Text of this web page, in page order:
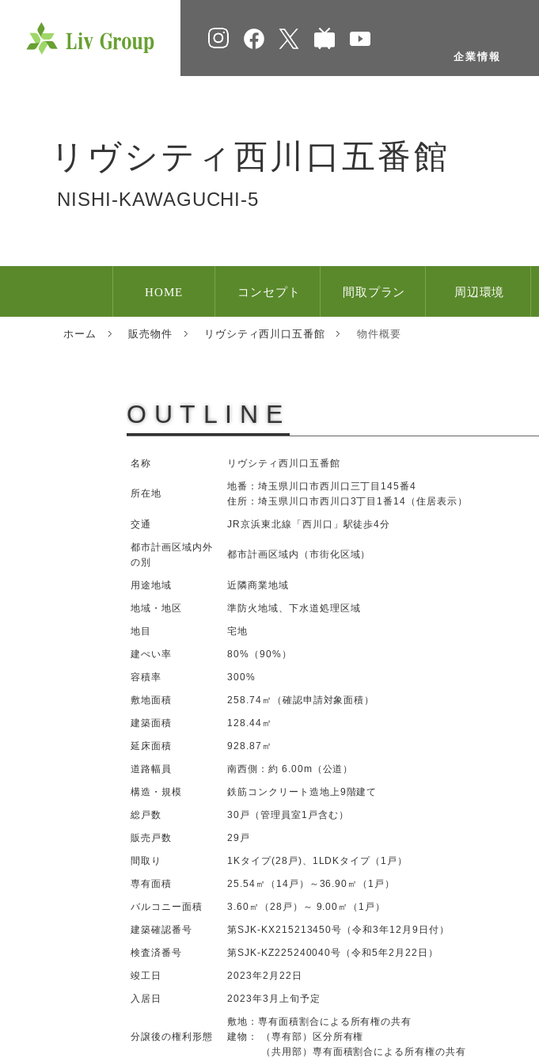
Instagramfacebooktwitter ニコニコチャンネル
企業情報
リヴシティ 西川口五番館
NISHI-KAWAGUCHI-5
HOME コンセプト 間取プラン 周辺環境
ホーム 販売物件 リヴシティ西川口五番館 物件概要
OUTLINE
名称 リヴシティ西川口五番館
所在地
地番：埼玉県川口市西川口三丁目145番4
住所：埼玉県川口市西川口3丁目1番14（住居表示）
交通 JR京浜東北線「西川口」駅徒歩4分
都市計画区域内外
の別
都市計画区域内（市街化区域）
用途地域 近隣商業地域
地域・地区 準防火地域、下水道処理区域
地目 宅地
建ぺい率 80%（90%）
容積率 300%
敷地面積 258.74㎡（確認申請対象面積）
建築面積 128.44㎡
延床面積 928.87㎡
道路幅員 南西側：約 6.00m（公道）
構造・規模 鉄筋コンクリート造地上9階建て
総戸数 30戸（管理員室1戸含む）
販売戸数 29戸
間取り 1Kタイプ(28戸)、1LDKタイプ（1戸）
専有面積 25.54㎡（14戸）～36.90㎡（1戸）
バルコニー面積 3.60㎡（28戸）～ 9.00㎡（1戸）
建築確認番号 第SJK-KX215213450号（令和3年12月9日付）
検査済番号 第SJK-KZ225240040号（令和5年2月22日）
竣工日 2023年2月22日
入居日 2023年3月上旬予定
分譲後の権利形態
敷地：専有面積割合による所有権の共有
建物： （専有部）区分所有権
（共用部）専有面積割合による所有権の共有